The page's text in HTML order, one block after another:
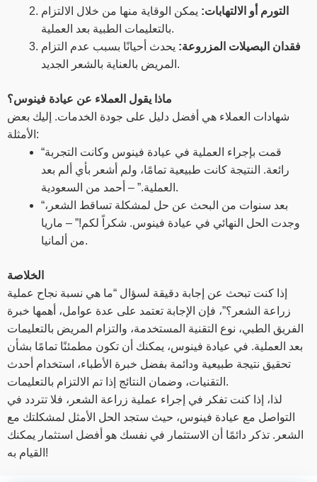
التورم أو الالتهابات: يمكن الوقاية منها من خلال الالتزام
بالتعليمات الطبية بعد العملية.
فقدان البصيلات المزروعة: يحدث أحيانًا بسبب عدم التزام
المريض بالعناية بالشعر الجديد.
ماذا يقول العملاء عن عيادة فينوس؟
شهادات العملاء هي أفضل دليل على جودة الخدمات. إليك بعض
الأمثلة:
“قمت بإجراء العملية في عيادة فينوس وكانت التجربة
رائعة. النتيجة كانت طبيعية تمامًا، ولم أشعر بأي ألم بعد
العملية.” – أحمد من السعودية.
“بعد سنوات من البحث عن حل لمشكلة تساقط الشعر،
وجدت الحل النهائي في عيادة فينوس. شكراً لكم!” – ماريا
من ألمانيا.
الخلاصة
إذا كنت تبحث عن إجابة دقيقة لسؤال “ما هي نسبة نجاح عملية
زراعة الشعر؟”، فإن الإجابة تعتمد على عدة عوامل، أهمها خبرة
الفريق الطبي، نوع التقنية المستخدمة، والتزام المريض بالتعليمات
بعد العملية. في عيادة فينوس، يمكنك أن تكون مطمئنًا تمامًا بشأن
تحقيق نتيجة طبيعية ودائمة بفضل خبرة الأطباء، استخدام أحدث
التقنيات، وضمان النتائج إذا تم الالتزام بالتعليمات.
لذا، إذا كنت تفكر في إجراء عملية زراعة الشعر، فلا تتردد في
التواصل مع عيادة فينوس، حيث ستجد الحل الأمثل لمشكلتك مع
الشعر. تذكر دائمًا أن الاستثمار في نفسك هو أفضل استثمار يمكنك
القيام به!